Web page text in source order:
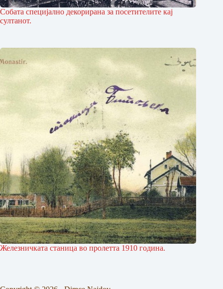
Собата специјално декорирана за посетителите кај
султанот.
Железничката станица во пролетта 1910 година.